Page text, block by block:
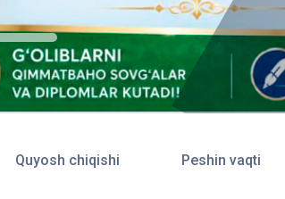
Quyosh chiqishi Peshin vaqti